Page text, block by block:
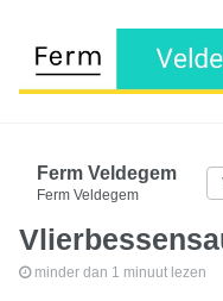
Ferm Veldegem
Ferm Veldegem
minder dan 1 minuut lezen